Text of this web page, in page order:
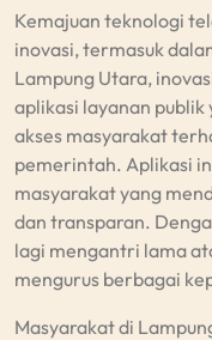
Kemajuan teknologi
inovasi, termasuk
Lampung Utara,
aplikasi layanan
akses masyarakat
pemerintah. Aplikasi
masyarakat yang
dan transparan.
lagi mengantri lama
mengurus berbagai
Masyarakat di